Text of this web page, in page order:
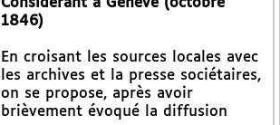
1846)
En croisant les sources locales avec
les archives et la presse sociétaires,
on se propose, après avoir
brièvement évoqué la diffusion